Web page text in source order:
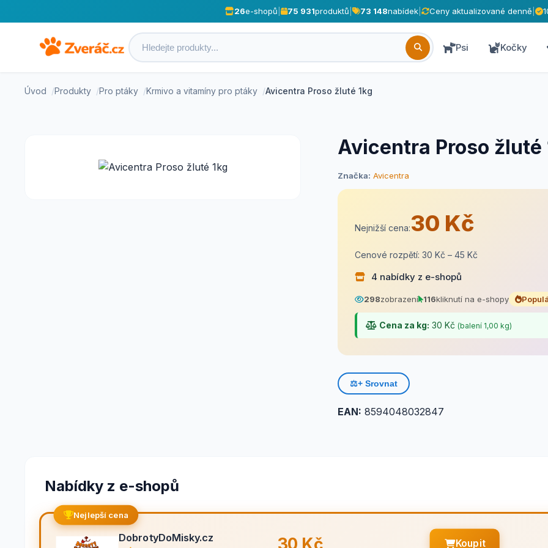
26e-shopů 75 931produktů 73 148nabídek| Ceny aktualizované denně
Psi Kočky
Úvod Produkty Pro ptáky Krmivo a vitamíny pro ptáky Avicentra Proso žluté 1kg
Avicentra Proso žluté
Značka: Avicentra
Nejnižší cena:30 Kč
Cenové rozpětí: 30 Kč – 45 Kč
4 nabídky z e-shopů
298zobrazení 116kliknutí na e-shopy
Cena za kg: 30 Kč (balení 1,00 kg)
⚖️+ Srovnat
EAN: 8594048032847
Nabídky z e-shopů
Nejlepší cena
DobrotyDoMisky.cz 30 Kč Koupit